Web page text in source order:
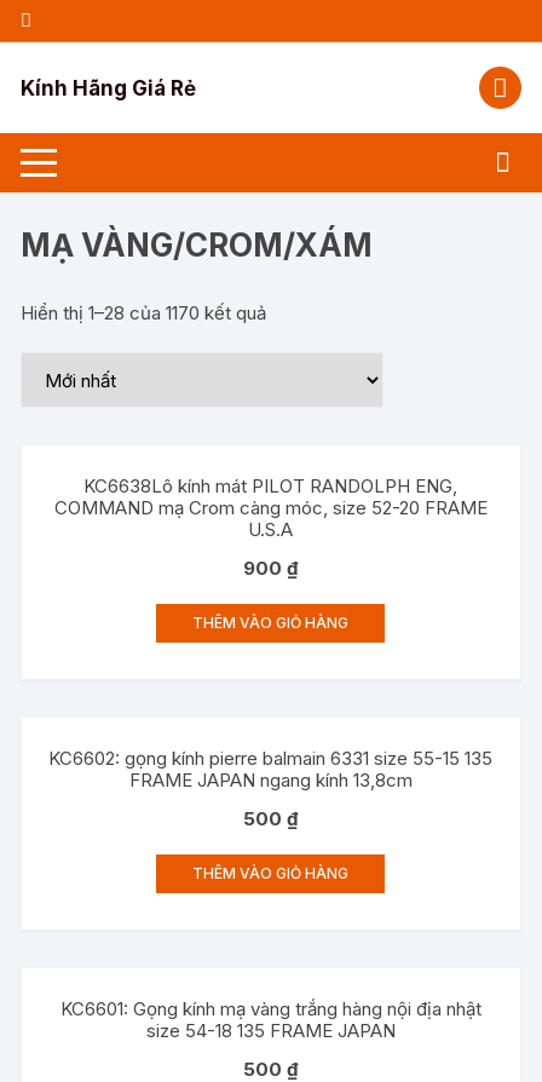
Chuyển
tới
dungKính Hãng Giá Rẻ
MẠ VÀNG/CROM/XÁM
Hiển thị 1–28 của 1170 kết quả
KC6638Lô kính mát PILOT RANDOLPH ENG,
COMMAND mạ Crom càng móc, size 52-20 FRAME
U.S.A
900₫
THÊM VÀO GIỎ HÀNG
KC6602: gọng kính pierre balmain 6331 size 55-15 135
FRAME JAPAN ngang kính 13,8cm
500₫
THÊM VÀO GIỎ HÀNG
KC6601: Gọng kính mạ vàng trắng hàng nội địa nhật
size 54-18 135 FRAME JAPAN
500₫